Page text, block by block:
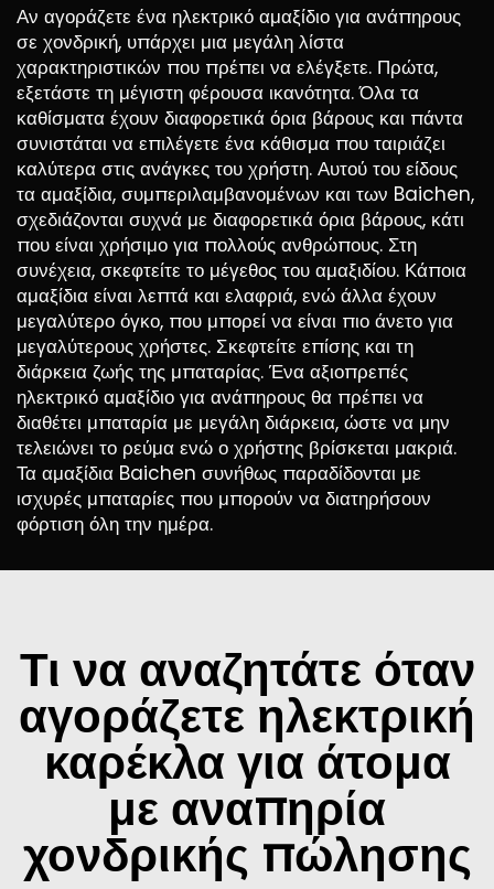
Αν αγοράζετε ένα ηλεκτρικό αμαξίδιο για ανάπηρους
σε χονδρική, υπάρχει μια μεγάλη λίστα
χαρακτηριστικών που πρέπει να ελέγξετε. Πρώτα,
εξετάστε τη μέγιστη φέρουσα ικανότητα. Όλα τα
καθίσματα έχουν διαφορετικά όρια βάρους και πάντα
συνιστάται να επιλέγετε ένα κάθισμα που ταιριάζει
καλύτερα στις ανάγκες του χρήστη. Αυτού του είδους
τα αμαξίδια, συμπεριλαμβανομένων και των Baichen,
σχεδιάζονται συχνά με διαφορετικά όρια βάρους, κάτι
που είναι χρήσιμο για πολλούς ανθρώπους. Στη
συνέχεια, σκεφτείτε το μέγεθος του αμαξιδίου. Κάποια
αμαξίδια είναι λεπτά και ελαφριά, ενώ άλλα έχουν
μεγαλύτερο όγκο, που μπορεί να είναι πιο άνετο για
μεγαλύτερους χρήστες. Σκεφτείτε επίσης και τη
διάρκεια ζωής της μπαταρίας. Ένα αξιοπρεπές
ηλεκτρικό αμαξίδιο για ανάπηρους θα πρέπει να
διαθέτει μπαταρία με μεγάλη διάρκεια, ώστε να μην
τελειώνει το ρεύμα ενώ ο χρήστης βρίσκεται μακριά.
Τα αμαξίδια Baichen συνήθως παραδίδονται με
ισχυρές μπαταρίες που μπορούν να διατηρήσουν
φόρτιση όλη την ημέρα.
Τι να αναζητάτε όταν
αγοράζετε ηλεκτρική
καρέκλα για άτομα
με αναπηρία
χονδρικής πώλησης